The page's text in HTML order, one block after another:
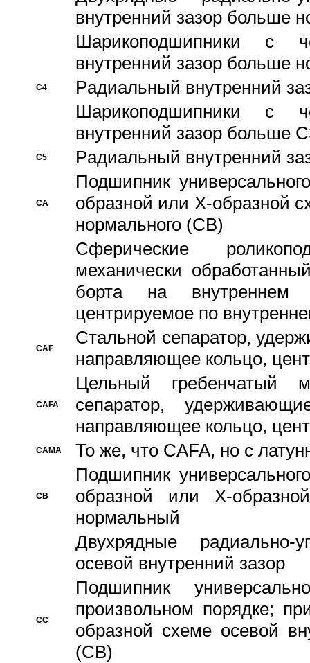
внутренний зазор больше
Шарикоподшипники с
внутренний зазор больше
C4
Pадиальный внутренний
Шарикоподшипники с
внутренний зазор больше
C5 Pадиальный внутренний
CA
Подшипник
образной или Х-образной
нормального (CB)
Сферические
механически
борта на внутреннем
центрируемое по
CAF
Стальной сепаратор,
направляющее кольцо,
CAFA
Цельный гребенчатый
сепаратор,
направляющее кольцо,
CAMA То же, что CAFA, но с
CB
Подшипник
образной или Х-
нормальный
Двухрядные радиально-
осевой внутренний зазор
CC
Подшипник
произвольном порядке;
образной схеме осевой
(CB)